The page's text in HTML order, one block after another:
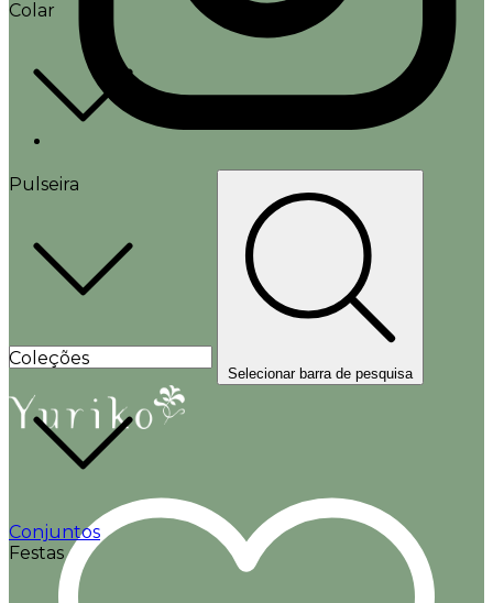
Colar
Pulseira
Coleções
Conjuntos
Festas
Selecionar barra de pesquisa